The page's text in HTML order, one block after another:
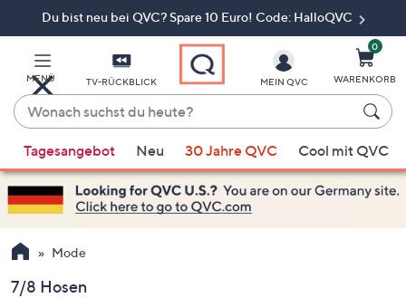
Du bist neu bei QVC? Spare 10 Euro! Code: HalloQVC
MENÜ TV-RÜCKBLICK
Wonach
suchst
du
heute?
Vorschläge
verfügbar
sind,
verwenden
Sie
Pfeiltasten
MEIN QVC
0
WARENKORB
Tagesangebot Neu 30 Jahre QVC Cool mit QVC
Mode
7/8 Hosen